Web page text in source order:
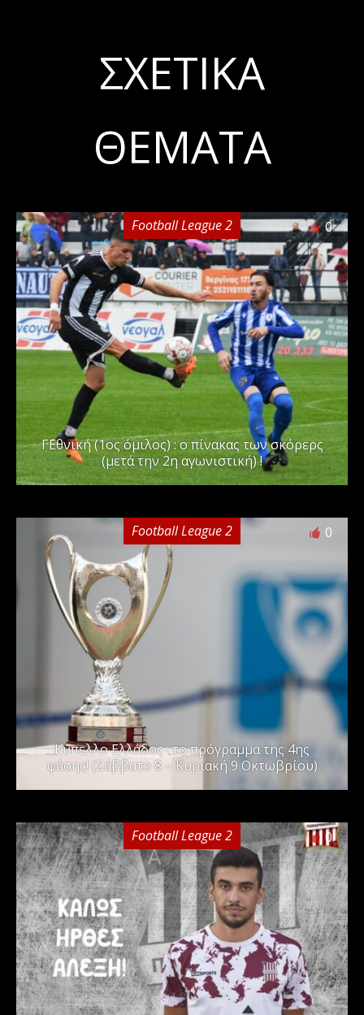
ΣΧΕΤΙΚΆ
ΘΈΜΑΤΑ
Football League 2 0
Γ΄Εθνική (1ος όμιλος) : ο πίνακας των σκόρερς
(μετά την 2η αγωνιστική) !
Football League 2 0
Kύπελλο Ελλάδος : το πρόγραμμα της 4ης
φάσης! (Σάββατο 8 – Κυριακή 9 Οκτωβρίου)
Football League 2 0